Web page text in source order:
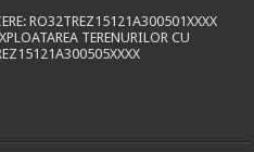
RO32TREZ15121A300501XXXX
TERENURILOR CU